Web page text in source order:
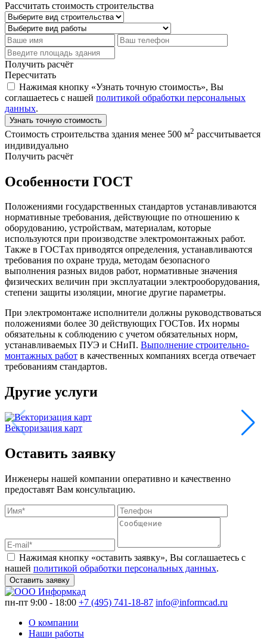
Рассчитать стоимость строительства
Получить расчёт
Пересчитать
Нажимая кнопку «Узнать точную стоимость», Вы
соглашаетесь с нашей политикой обработки персональных
данных.
Узнать точную стоимость
Стоимость строительства здания менее 500 м2 рассчитывается
индивидуально
Получить расчёт
Особенности ГОСТ
Положениями государственных стандартов устанавливаются
нормативные требования, действующие по отношению к
оборудованию, устройствам, материалам, которые
используются при производстве электромонтажных работ.
Также в ГОСТах приводятся определения, устанавливаются
требования по охране труда, методам безопасного
выполнения разных видов работ, нормативные значения
физических величин при эксплуатации электрооборудования,
степени защиты изоляции, многие другие параметры.
При электромонтаже исполнители должны руководствоваться
положениями более 30 действующих ГОСТов. Их нормы
обязательны к соблюдению с учетом обязательных норм,
устанавливаемых ПУЭ и СНиП. Выполнение строительно-
монтажных работ в качественных компаниях всегда отвечает
требованиям стандартов.
Другие услуги
Векторизация карт
Оставить заявку
Инженеры нашей компании оперативно и качественно
предоставят Вам консультацию.
Нажимая кнопку «оставить заявку», Вы соглашаетесь с
нашей политикой обработки персональных данных.
Оставить заявку
пн-пт 9:00 - 18:00 +7 (495) 741-18-87 info@informcad.ru
О компании
Наши работы